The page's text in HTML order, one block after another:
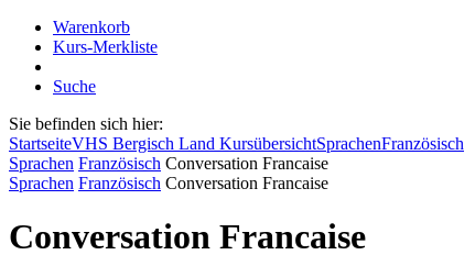
Warenkorb
Kurs-Merkliste
Suche
Sie befinden sich hier:
StartseiteVHS Bergisch Land KursübersichtSprachenFranzösisch
Sprachen Französisch Conversation Francaise
Sprachen Französisch Conversation Francaise
Conversation Francaise